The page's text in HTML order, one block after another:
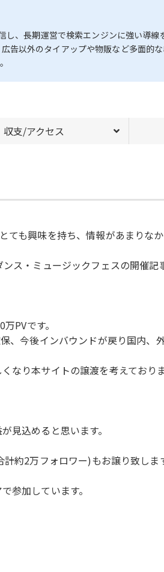
、長期運営で検索エンジンに強い導線
告以外のタイアップや物販など多面的な
収支/アクセス
ても興味を持ち、情報があまりな
ス・ミュージックフェスの開催記
PVです。
、今後インバウンドが戻り国内、
なり本サイトの譲渡を考えておりま
見込めると思います。
約2万フォロワー)もお譲り致しま
参加しています。